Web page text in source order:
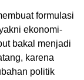
formulasi
ekonomi-
bakal menjadi
karena
politik